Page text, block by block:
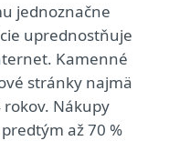
jednoznačne
uprednostňuje
Kamenné
stránky najmä
rokov. Nákupy
až 70 %